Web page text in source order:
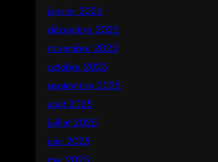
janvier 2026
décembre 2025
novembre 2025
octobre 2025
septembre 2025
août 2025
juillet 2025
juin 2025